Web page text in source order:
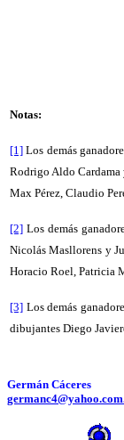
Notas:
[1] Los demás
Rodrigo Aldo
Max Pérez, Claudio
[2] Los demás
Nicolás Masllorens y
Horacio Roel, Patricia
[3] Los demás
dibujantes Diego
Germán Cáceres